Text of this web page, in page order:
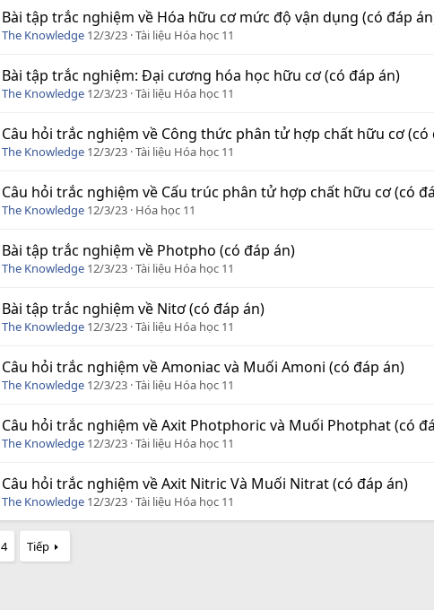
Bài tập trắc nghiệm về Hóa hữu cơ mức độ vận dụng (có đáp
The Knowledge 12/3/23 Tài liệu Hóa học 11
Bài tập trắc nghiệm: Đại cương hóa học hữu cơ (có đáp án)
The Knowledge 12/3/23 Tài liệu Hóa học 11
Câu hỏi trắc nghiệm về Công thức phân tử hợp chất hữu cơ (có
The Knowledge 12/3/23 Tài liệu Hóa học 11
Câu hỏi trắc nghiệm về Cấu trúc phân tử hợp chất hữu cơ (có
The Knowledge 12/3/23 Hóa học 11
Bài tập trắc nghiệm về Photpho (có đáp án)
The Knowledge 12/3/23 Tài liệu Hóa học 11
Bài tập trắc nghiệm về Nitơ (có đáp án)
The Knowledge 12/3/23 Tài liệu Hóa học 11
Câu hỏi trắc nghiệm về Amoniac và Muối Amoni (có đáp án)
The Knowledge 12/3/23 Tài liệu Hóa học 11
Câu hỏi trắc nghiệm về Axit Photphoric và Muối Photphat (có
The Knowledge 12/3/23 Tài liệu Hóa học 11
Câu hỏi trắc nghiệm về Axit Nitric Và Muối Nitrat (có đáp án)
The Knowledge 12/3/23 Tài liệu Hóa học 11
4 Tiếp